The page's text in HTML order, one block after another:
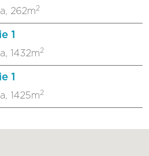
262m2
1
1432m2
1
1425m2